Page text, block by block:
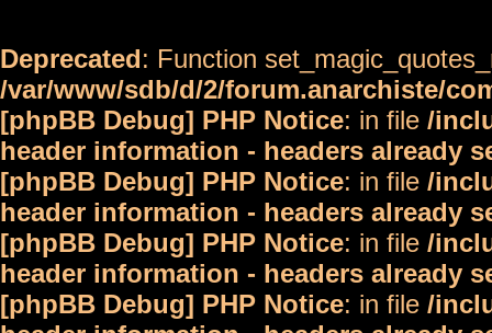
Deprecated: Function
/var/www/sdb/d/2/forum.anarchiste/
[phpBB Debug] PHP Notice: in file /
header information - headers already
[phpBB Debug] PHP Notice: in file /
header information - headers already
[phpBB Debug] PHP Notice: in file /
header information - headers already
[phpBB Debug] PHP Notice: in file /